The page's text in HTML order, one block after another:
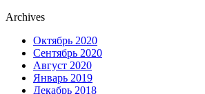
Archives
Октябрь 2020
Сентябрь 2020
Август 2020
Январь 2019
Декабрь 2018